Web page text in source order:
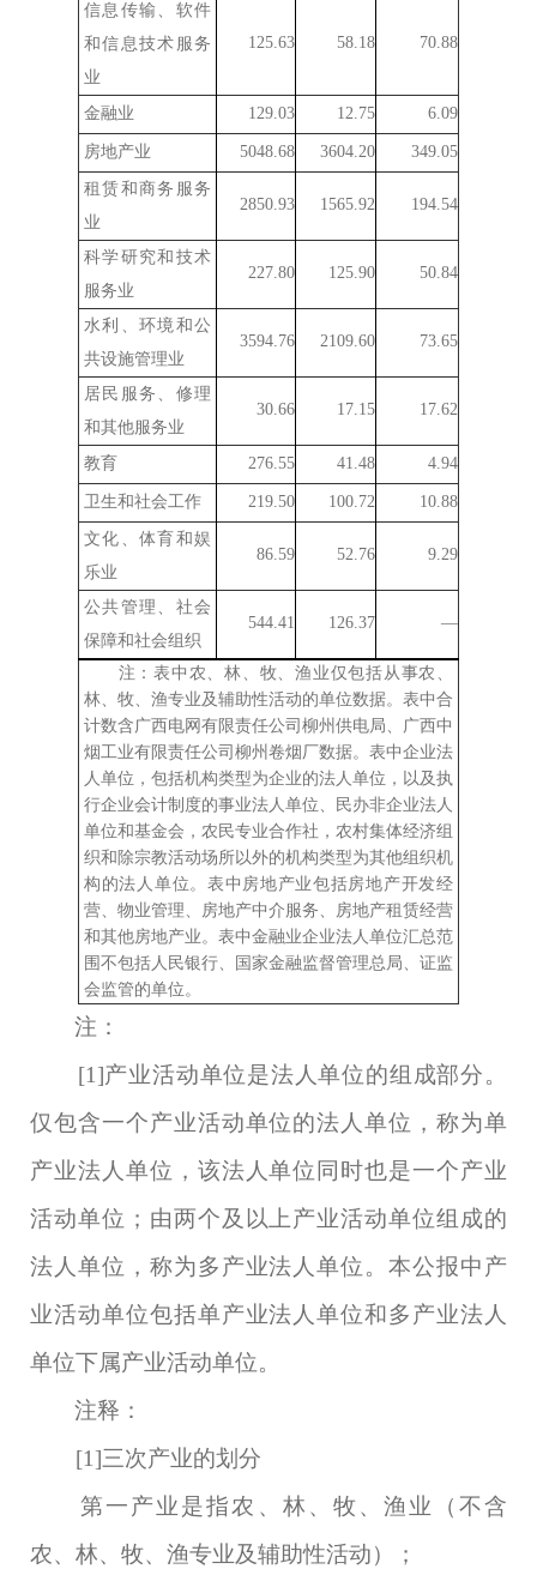
信息传输、软件
和信息技术服务
业
125.63 58.18 70.88
金融业 129.03 12.75 6.09
房地产业 5048.68 3604.20 349.05
租赁和商务服务
业
2850.93 1565.92 194.54
科学研究和技术
服务业
227.80 125.90 50.84
水利、环境和公
共设施管理业
3594.76 2109.60 73.65
居民服务、修理
和其他服务业
30.66 17.15 17.62
教育 276.55 41.48 4.94
卫生和社会工作 219.50 100.72 10.88
文化、体育和娱
乐业
86.59 52.76 9.29
公共管理、社会
保障和社会组织
544.41 126.37 —
注：表中农、林、牧、渔业仅包括从事农、
林、牧、渔专业及辅助性活动的单位数据。 表中合
计数含广西电网有限责任公司柳州供电局、广西中
烟工业有限责任公司柳州卷烟厂数据。 表中企业法
人单位，包括机构类型为企业的法人单位，以及执
行企业会计制度的事业法人单位、民办非企业法人
单位和基金会，农民专业合作社，农村集体经济组
织和除宗教活动场所以外的机构类型为其他组织机
构的法人单位。表中房地产业包括房地产开发经
营、物业管理、房地产中介服务、房地产租赁经营
和其他房地产业。 表中金融业企业法人单位汇总范
围不包括人民银行、国家金融监督管理总局、证监
会监管的单位。
注：
[1]产业活动单位是法人单位的组成部分。
仅包含一个产业活动单位的法人单位，称为单
产业法人单位，该法人单位同时也是一个产业
活动单位；由两个及以上产业活动单位组成的
法人单位，称为多产业法人单位。本公报中产
业活动单位包括单产业法人单位和多产业法人
单位下属产业活动单位。
注释：
[1]三次产业的划分
第一产业是指农、林、牧、渔业（不含
农、林、牧、渔专业及辅助性活动）；